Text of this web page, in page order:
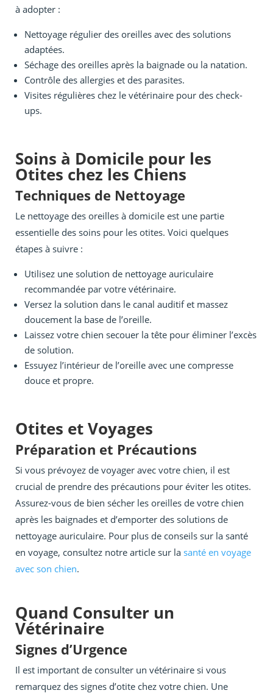
à adopter :
Nettoyage régulier des oreilles avec des solutions
adaptées.
Séchage des oreilles après la baignade ou la natation.
Contrôle des allergies et des parasites.
Visites régulières chez le vétérinaire pour des check-
ups.
Soins à Domicile pour les
Otites chez les Chiens
Techniques de Nettoyage
Le nettoyage des oreilles à domicile est une partie
essentielle des soins pour les otites. Voici quelques
étapes à suivre :
Utilisez une solution de nettoyage auriculaire
recommandée par votre vétérinaire.
Versez la solution dans le canal auditif et massez
doucement la base de l’oreille.
Laissez votre chien secouer la tête pour éliminer l’excès
de solution.
Essuyez l’intérieur de l’oreille avec une compresse
douce et propre.
Otites et Voyages
Préparation et Précautions
Si vous prévoyez de voyager avec votre chien, il est
crucial de prendre des précautions pour éviter les otites.
Assurez-vous de bien sécher les oreilles de votre chien
après les baignades et d’emporter des solutions de
nettoyage auriculaire. Pour plus de conseils sur la santé
en voyage, consultez notre article sur la santé en voyage
avec son chien.
Quand Consulter un
Vétérinaire
Signes d’Urgence
Il est important de consulter un vétérinaire si vous
remarquez des signes d’otite chez votre chien. Une